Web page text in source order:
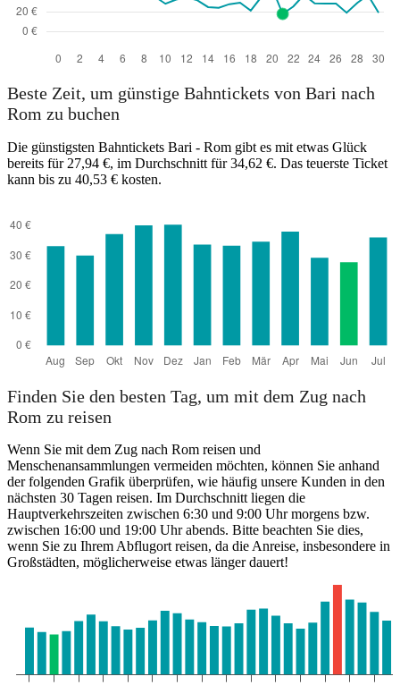
Beste Zeit, um günstige Bahntickets von Bari nach
Rom zu buchen
Die günstigsten Bahntickets Bari - Rom gibt es mit etwas Glück
bereits für 27,94 €, im Durchschnitt für 34,62 €. Das teuerste Ticket
kann bis zu 40,53 € kosten.
Finden Sie den besten Tag, um mit dem Zug nach
Rom zu reisen
Wenn Sie mit dem Zug nach Rom reisen und
Menschenansammlungen vermeiden möchten, können Sie anhand
der folgenden Grafik überprüfen, wie häufig unsere Kunden in den
nächsten 30 Tagen reisen. Im Durchschnitt liegen die
Hauptverkehrszeiten zwischen 6:30 und 9:00 Uhr morgens bzw.
zwischen 16:00 und 19:00 Uhr abends. Bitte beachten Sie dies,
wenn Sie zu Ihrem Abflugort reisen, da die Anreise, insbesondere in
Großstädten, möglicherweise etwas länger dauert!